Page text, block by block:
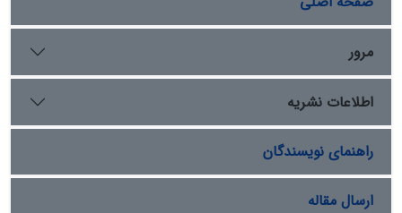
مرور
اطلاعات نشریه
راهنمای نویسندگان
ارسال مقاله